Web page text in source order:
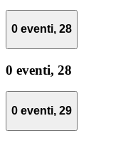
0 eventi, 28
0 eventi, 28
0 eventi, 29